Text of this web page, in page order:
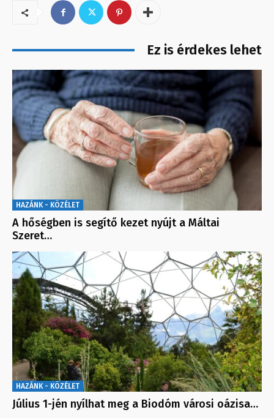
Ez is érdekes lehet
HAZÁNK - KÖZÉLET
A hőségben is segítő kezet nyújt a Máltai
Szeret…
HAZÁNK - KÖZÉLET
Július 1-jén nyílhat meg a Biodóm városi oázisa…